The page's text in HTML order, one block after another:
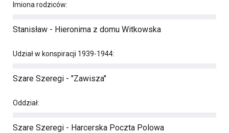
Imiona rodziców:
Stanisław - Hieronima z domu Witkowska
Udział w konspiracji 1939-1944:
Szare Szeregi - "Zawisza"
Oddział:
Szare Szeregi - Harcerska Poczta Polowa